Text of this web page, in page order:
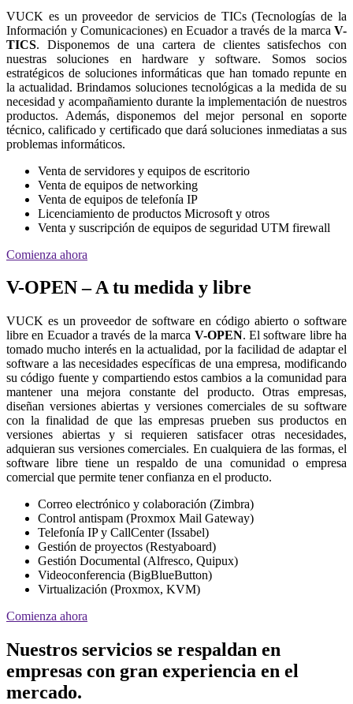
VUCK es un proveedor de servicios de TICs (Tecnologías de la
Información y Comunicaciones) en Ecuador a través de la marca V-
TICS. Disponemos de una cartera de clientes satisfechos con
nuestras soluciones en hardware y software. Somos socios
estratégicos de soluciones informáticas que han tomado repunte en
la actualidad. Brindamos soluciones tecnológicas a la medida de su
necesidad y acompañamiento durante la implementación de nuestros
productos. Además, disponemos del mejor personal en soporte
técnico, calificado y certificado que dará soluciones inmediatas a sus
problemas informáticos.
Venta de servidores y equipos de escritorio
Venta de equipos de networking
Venta de equipos de telefonía IP
Licenciamiento de productos Microsoft y otros
Venta y suscripción de equipos de seguridad UTM firewall
Comienza ahora
V-OPEN – A tu medida y libre
VUCK es un proveedor de software en código abierto o software
libre en Ecuador a través de la marca V-OPEN. El software libre ha
tomado mucho interés en la actualidad, por la facilidad de adaptar el
software a las necesidades específicas de una empresa, modificando
su código fuente y compartiendo estos cambios a la comunidad para
mantener una mejora constante del producto. Otras empresas,
diseñan versiones abiertas y versiones comerciales de su software
con la finalidad de que las empresas prueben sus productos en
versiones abiertas y si requieren satisfacer otras necesidades,
adquieran sus versiones comerciales. En cualquiera de las formas, el
software libre tiene un respaldo de una comunidad o empresa
comercial que permite tener confianza en el producto.
Correo electrónico y colaboración (Zimbra)
Control antispam (Proxmox Mail Gateway)
Telefonía IP y CallCenter (Issabel)
Gestión de proyectos (Restyaboard)
Gestión Documental (Alfresco, Quipux)
Videoconferencia (BigBlueButton)
Virtualización (Proxmox, KVM)
Comienza ahora
Nuestros servicios se respaldan en
empresas con gran experiencia en el
mercado.